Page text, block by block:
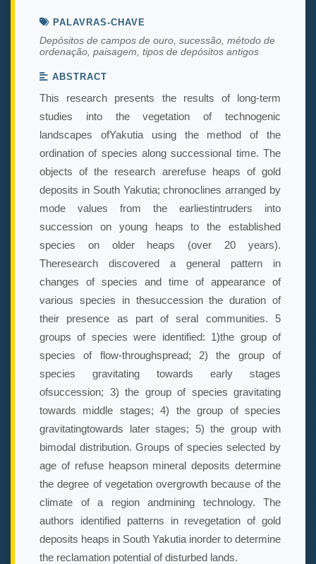
PALAVRAS-CHAVE
Depósitos de campos de ouro, sucessão, método de
ordenação, paisagem, tipos de depósitos antigos
ABSTRACT
This research presents the results of long-term
studies into the vegetation of technogenic
landscapes ofYakutia using the method of the
ordination of species along successional time. The
objects of the research arerefuse heaps of gold
deposits in South Yakutia; chronoclines arranged by
mode values from the earliestintruders into
succession on young heaps to the established
species on older heaps (over 20 years).
Theresearch discovered a general pattern in
changes of species and time of appearance of
various species in thesuccession the duration of
their presence as part of seral communities. 5
groups of species were identified: 1)the group of
species of flow-throughspread; 2) the group of
species gravitating towards early stages
ofsuccession; 3) the group of species gravitating
towards middle stages; 4) the group of species
gravitatingtowards later stages; 5) the group with
bimodal distribution. Groups of species selected by
age of refuse heapson mineral deposits determine
the degree of vegetation overgrowth because of the
climate of a region andmining technology. The
authors identified patterns in revegetation of gold
deposits heaps in South Yakutia inorder to determine
the reclamation potential of disturbed lands.